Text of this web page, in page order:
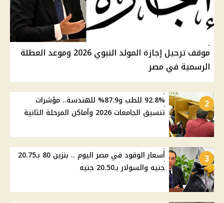
موقف ترحيل إجازة المولد النبوي 2026 وموعد العطلة
الرسمية في مصر
2
92.8% للطب و87.9% للهندسة.. مؤشرات
تنسيق الجامعات 2026 وأماكن المرحلة الثانية
3
أسعار الوقود في مصر اليوم .. بنزين 80 بـ20.75
جنيه والسولار بـ20.50 جنيه